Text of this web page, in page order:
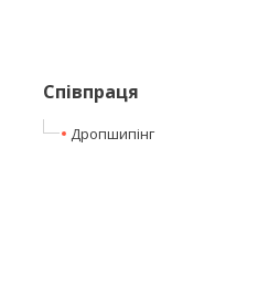
Співпраця
Дропшипінг